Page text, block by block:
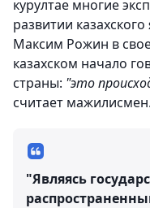
курултае многие
развитии
Максим Рожин в
казахском начало
страны: "это
считает мажилисмен.
"Являясь